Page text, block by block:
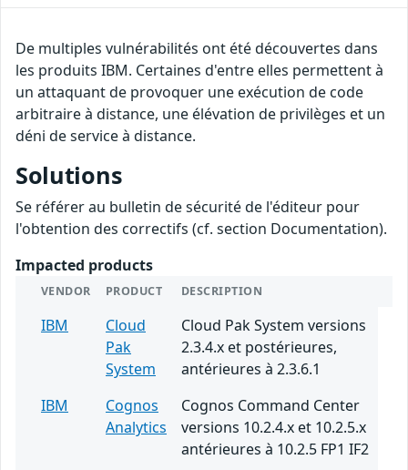
De multiples vulnérabilités ont été découvertes dans
les produits IBM. Certaines d'entre elles permettent à
un attaquant de provoquer une exécution de code
arbitraire à distance, une élévation de privilèges et un
déni de service à distance.
Solutions
Se référer au bulletin de sécurité de l'éditeur pour
l'obtention des correctifs (cf. section Documentation).
Impacted products
VENDOR PRODUCT DESCRIPTION
IBM
Cloud
Pak
System
Cloud Pak System versions
2.3.4.x et postérieures,
antérieures à 2.3.6.1
IBM
Cognos
Analytics
Cognos Command Center
versions 10.2.4.x et 10.2.5.x
antérieures à 10.2.5 FP1 IF2